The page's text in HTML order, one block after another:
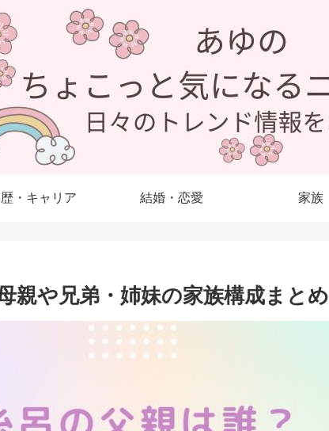
・キャリア 結婚・恋愛 家族
親や兄弟・姉妹の家族構成まとめ